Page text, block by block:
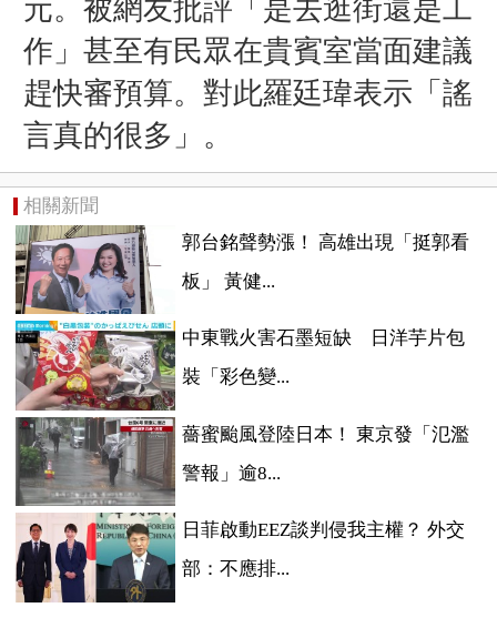
元。被網友批評「是去逛街還是工
作」甚至有民眾在貴賓室當面建議
趕快審預算。 對此羅廷瑋表示「謠
言真的很多 」 。
相關新聞
郭台銘聲勢漲！ 高雄出現「挺郭看
板」 黃健...
中東戰火害石墨短缺 日洋芋片包
裝「彩色變...
薔蜜颱風登陸日本！ 東京發「氾濫
警報」逾8...
日菲啟動EEZ談判侵我主權？ 外交
部：不應排...